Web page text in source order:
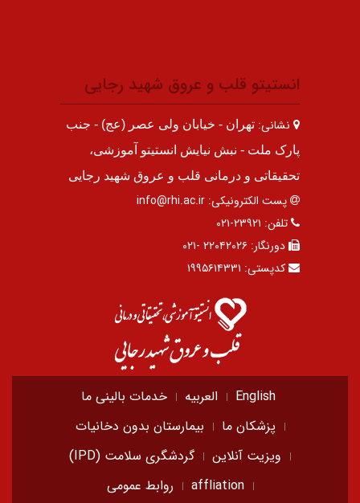
انستیتو قلب و عروق شهید رجایی
نشانی: تهران - خیابان ولی عصر (عج) - جنب
پارک ملت - نبش نیایش انستیتو آموزشی،
تحقیقاتی و درمانی قلب و عروق شهید رجایی
پست الکترونیکی: info@rhi.ac.ir
تلفن: ۲۳۹۲۱-۰۲۱
دورنگار: ۲۲۰۴۲۰۲۶ -۰۲۱
کدپستی: ۱۹۹۵۶۱۴۳۳۱
English العربیه
خدمات بالینی ما
پزشکان ما
بیمارستان بدون دخانیات
ویزیت آنلاین
گردشگری سلامت (IPD)
affliation
روابط عمومی